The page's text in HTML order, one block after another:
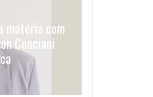
matéria com
Conciani